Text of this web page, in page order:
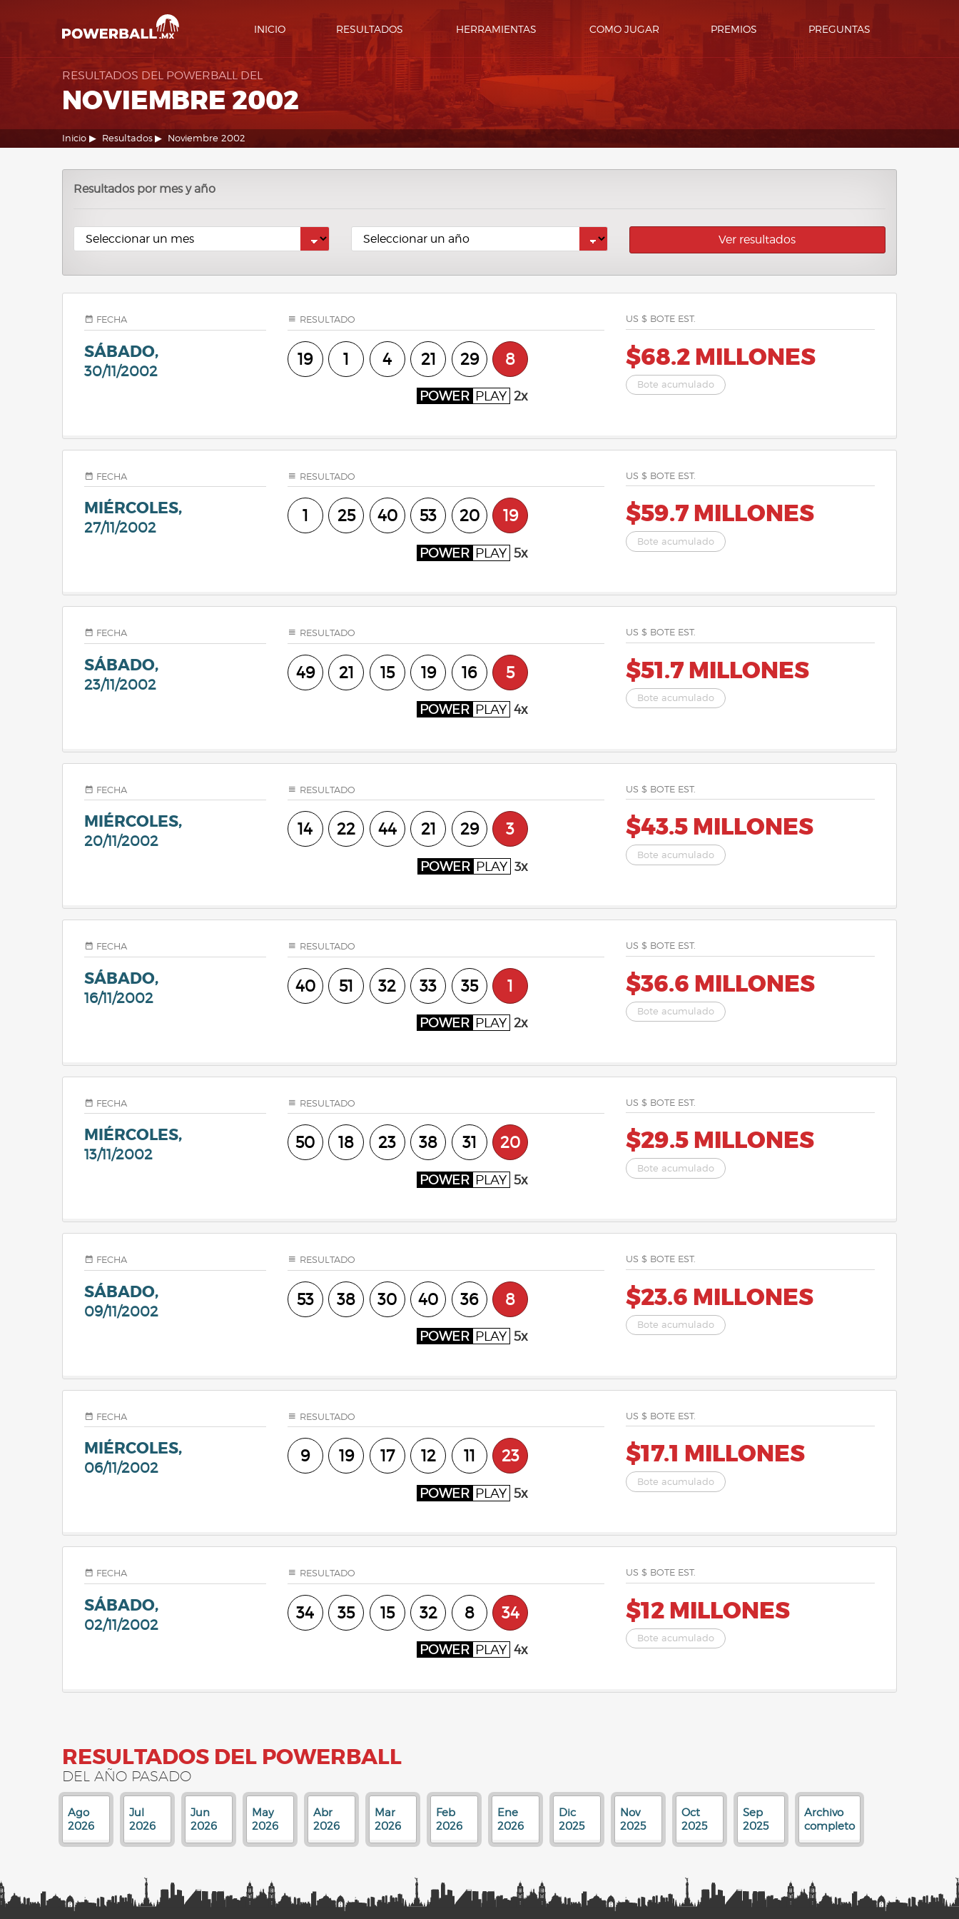
INICIO RESULTADOS HERRAMIENTAS COMO JUGAR PREMIOS PREGUNTAS
RESULTADOS DEL POWERBALL DEL
NOVIEMBRE 2002
Inicio Resultados Noviembre 2002
Resultados por mes y año
Ver resultados
FECHA
SÁBADO,
30/11/2002
RESULTADO
19 1 4 21 29 8
POWER PLAY 2x
US $ BOTE EST.
$68.2 MILLONES
Bote acumulado
FECHA
MIÉRCOLES,
27/11/2002
RESULTADO
1 25 40 53 20 19
POWER PLAY 5x
US $ BOTE EST.
$59.7 MILLONES
Bote acumulado
FECHA
SÁBADO,
23/11/2002
RESULTADO
49 21 15 19 16 5
POWER PLAY 4x
US $ BOTE EST.
$51.7 MILLONES
Bote acumulado
FECHA
MIÉRCOLES,
20/11/2002
RESULTADO
14 22 44 21 29 3
POWER PLAY 3x
US $ BOTE EST.
$43.5 MILLONES
Bote acumulado
FECHA
SÁBADO,
16/11/2002
RESULTADO
40 51 32 33 35 1
POWER PLAY 2x
US $ BOTE EST.
$36.6 MILLONES
Bote acumulado
FECHA
MIÉRCOLES,
13/11/2002
RESULTADO
50 18 23 38 31 20
POWER PLAY 5x
US $ BOTE EST.
$29.5 MILLONES
Bote acumulado
FECHA
SÁBADO,
09/11/2002
RESULTADO
53 38 30 40 36 8
POWER PLAY 5x
US $ BOTE EST.
$23.6 MILLONES
Bote acumulado
FECHA
MIÉRCOLES,
06/11/2002
RESULTADO
9 19 17 12 11 23
POWER PLAY 5x
US $ BOTE EST.
$17.1 MILLONES
Bote acumulado
FECHA
SÁBADO,
02/11/2002
RESULTADO
34 35 15 32 8 34
POWER PLAY 4x
US $ BOTE EST.
$12 MILLONES
Bote acumulado
RESULTADOS DEL POWERBALL
DEL AÑO PASADO
Ago
2026
Jul
2026
Jun
2026
May
2026
Abr
2026
Mar
2026
Feb
2026
Ene
2026
Dic
2025
Nov
2025
Oct
2025
Sep
2025
Archivo
completo